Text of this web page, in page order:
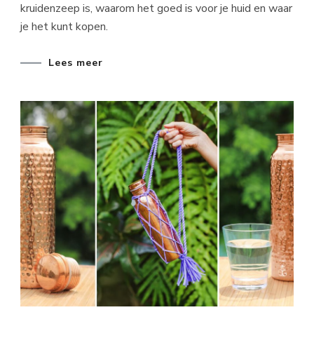
kruidenzeep is, waarom het goed is voor je huid en waar
je het kunt kopen.
Lees meer